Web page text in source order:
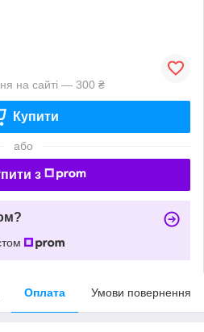
на сайті — 300 ₴
Купити
або
з
Оплата Умови повернення